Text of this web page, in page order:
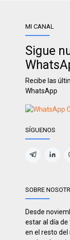
MI CANAL
Sigue
Recibe las
WhatsApp
SÍGUENOS
SOBRE
Desde
estar al día
en el resto